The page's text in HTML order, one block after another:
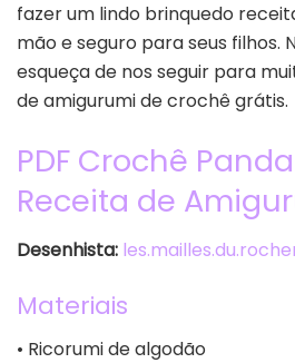
fazer um lindo brinquedo
mão e seguro para seus filhos.
esqueça de nos seguir para
de amigurumi de crochê grátis.
PDF Crochê
Receita de
Desenhista:
Materiais
• Ricorumi de algodão